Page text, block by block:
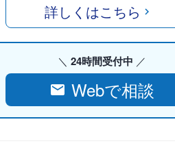
詳しくはこちら
24時間受付中
Webで相談